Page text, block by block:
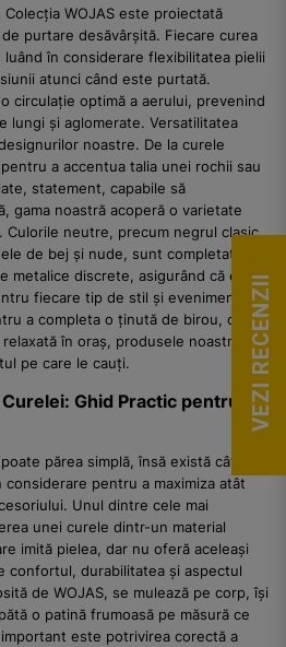
WOJAS este proiectată
purtare desăvârșită. Fiecare curea
în considerare flexibilitatea pielii
atunci când este purtată.
circulație optimă a aerului, prevenind
lungi și aglomerate. Versatilitatea
noastre. De la curele
a accentua talia unei rochii sau
statement, capabile să
gama noastră acoperă o varietate
Culorile neutre, precum negrul clasic,
de bej și nude, sunt completate de
metalice discrete, asigurând că există
fiecare tip de stil și eveniment. Fie
a completa o ținută de birou, o
în oraș, produsele noastre îți
pe care le cauți.
Ghid Practic pentru Stil
părea simplă, însă există câteva
pentru a maximiza atât
Unul dintre cele mai
unei curele dintr-un material
imită pielea, dar nu oferă aceleași
confortul, durabilitatea și aspectul
de WOJAS, se mulează pe corp, își
o patină frumoasă pe măsură ce
este potrivirea corectă a
VEZI RECENZII